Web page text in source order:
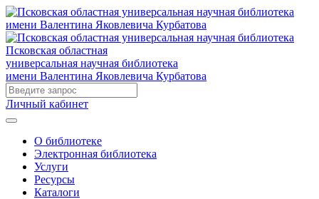
Псковская областная
универсальная научная библиотека
имени Валентина Яковлевича Курбатова
Личный кабинет
О библиотеке
Электронная библиотека
Услуги
Ресурсы
Каталоги